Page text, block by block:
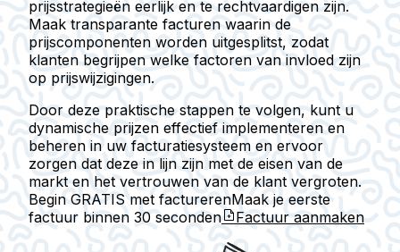
prijsstrategieën eerlijk en te rechtvaardigen zijn.
Maak transparante facturen waarin de
prijscomponenten worden uitgesplitst, zodat
klanten begrijpen welke factoren van invloed zijn
op prijswijzigingen.
Door deze praktische stappen te volgen, kunt u
dynamische prijzen effectief implementeren en
beheren in uw facturatiesysteem en ervoor
zorgen dat deze in lijn zijn met de eisen van de
markt en het vertrouwen van de klant vergroten.
Begin GRATIS met facturerenMaak je eerste
factuur binnen 30 seconden Factuur aanmaken